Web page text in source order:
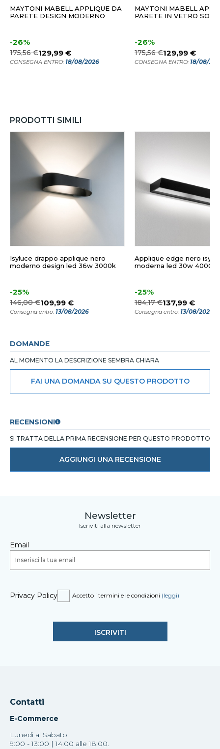
MAYTONI MABELL APPLIQUE DA
PARETE DESIGN MODERNO
-26%
175,56 €129,99 €
CONSEGNA ENTRO: 18/08/2026
MAYTONI MABELL
PARETE IN VETRO
-26%
175,56 €129,99 €
CONSEGNA ENTRO: 18/08/
PRODOTTI SIMILI
Isyluce drappo applique nero
moderno design led 36w 3000k
-25%
146,00 €109,99 €
Consegna entro: 13/08/2026
Applique edge nero
moderna led 30w 4000k
-25%
184,17 €137,99 €
Consegna entro: 13/08/2026
DOMANDE
AL MOMENTO LA DESCRIZIONE SEMBRA CHIARA
FAI UNA DOMANDA SU QUESTO PRODOTTO
RECENSIONI
SI TRATTA DELLA PRIMA RECENSIONE PER QUESTO PRODOTTO
AGGIUNGI UNA RECENSIONE
Newsletter
Iscriviti alla newsletter
Email
Privacy Policy Accetto i termini e le condizioni (leggi)
Contatti
E-Commerce
Lunedì al Sabato
9:00 - 13:00 | 14:00 alle 18:00.